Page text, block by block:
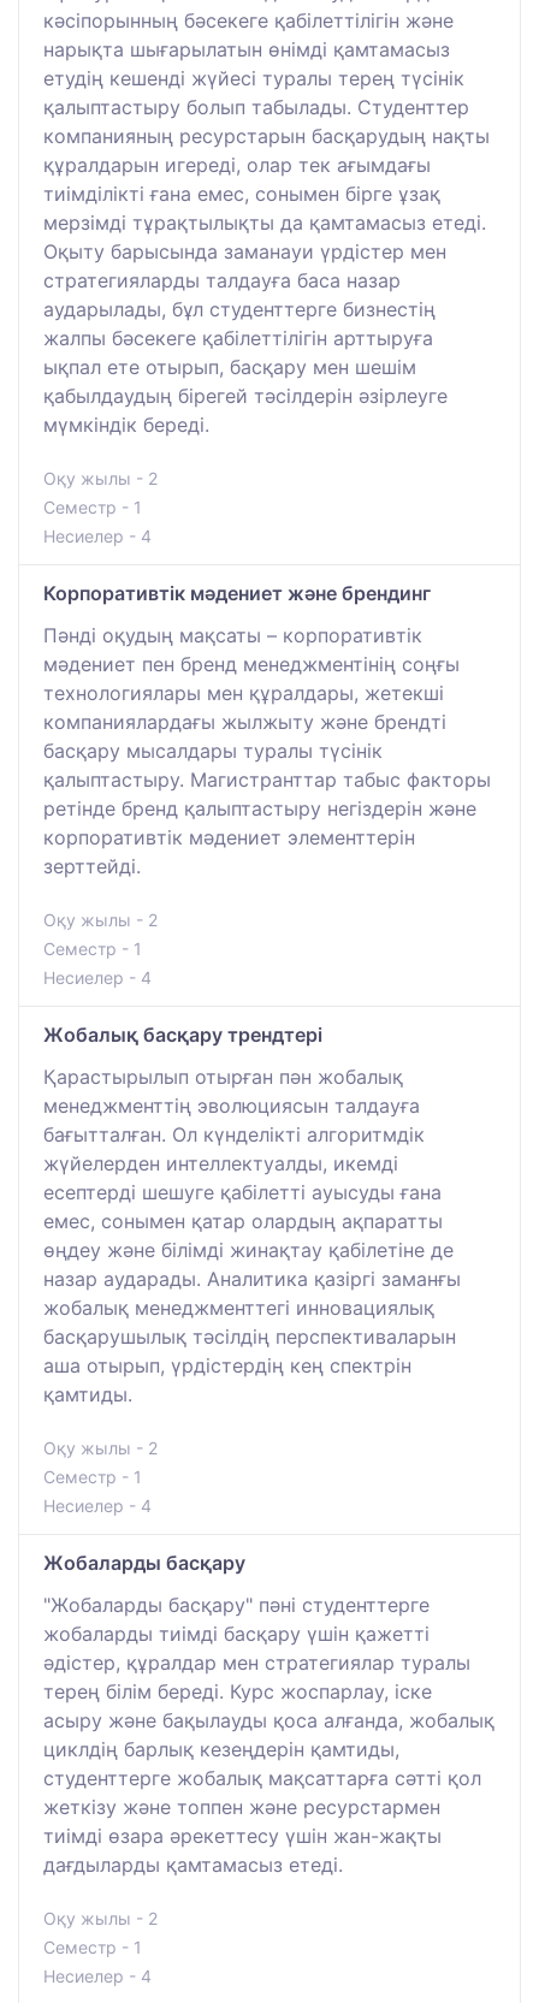
кәсіпорынның бәсекеге қабілеттілігін және
нарықта шығарылатын өнімді қамтамасыз
етудің кешенді жүйесі туралы терең түсінік
қалыптастыру болып табылады. Студенттер
компанияның ресурстарын басқарудың нақты
құралдарын игереді, олар тек ағымдағы
тиімділікті ғана емес, сонымен бірге ұзақ
мерзімді тұрақтылықты да қамтамасыз етеді.
Оқыту барысында заманауи үрдістер мен
стратегияларды талдауға баса назар
аударылады, бұл студенттерге бизнестің
жалпы бәсекеге қабілеттілігін арттыруға
ықпал ете отырып, басқару мен шешім
қабылдаудың бірегей тәсілдерін әзірлеуге
мүмкіндік береді.
Оқу жылы - 2
Семестр - 1
Несиелер - 4
Корпоративтік мәдениет және брендинг
Пәнді оқудың мақсаты – корпоративтік
мәдениет пен бренд менеджментінің соңғы
технологиялары мен құралдары, жетекші
компаниялардағы жылжыту және брендті
басқару мысалдары туралы түсінік
қалыптастыру. Магистранттар табыс факторы
ретінде бренд қалыптастыру негіздерін және
корпоративтік мәдениет элементтерін
зерттейді.
Оқу жылы - 2
Семестр - 1
Несиелер - 4
Жобалық басқару трендтері
Қарастырылып отырған пән жобалық
менеджменттің эволюциясын талдауға
бағытталған. Ол күнделікті алгоритмдік
жүйелерден интеллектуалды, икемді
есептерді шешуге қабілетті ауысуды ғана
емес, сонымен қатар олардың ақпаратты
өңдеу және білімді жинақтау қабілетіне де
назар аударады. Аналитика қазіргі заманғы
жобалық менеджменттегі инновациялық
басқарушылық тәсілдің перспективаларын
аша отырып, үрдістердің кең спектрін
қамтиды.
Оқу жылы - 2
Семестр - 1
Несиелер - 4
Жобаларды басқару
"Жобаларды басқару" пәні студенттерге
жобаларды тиімді басқару үшін қажетті
әдістер, құралдар мен стратегиялар туралы
терең білім береді. Курс жоспарлау, іске
асыру және бақылауды қоса алғанда, жобалық
циклдің барлық кезеңдерін қамтиды,
студенттерге жобалық мақсаттарға сәтті қол
жеткізу және топпен және ресурстармен
тиімді өзара әрекеттесу үшін жан-жақты
дағдыларды қамтамасыз етеді.
Оқу жылы - 2
Семестр - 1
Несиелер - 4